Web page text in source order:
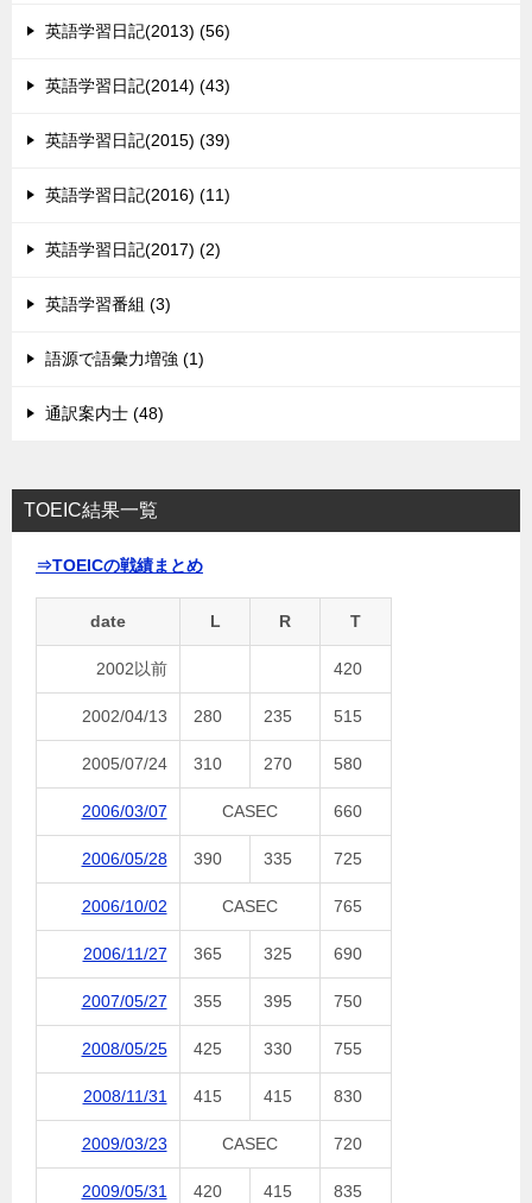
英語学習日記(2013) (56)
英語学習日記(2014) (43)
英語学習日記(2015) (39)
英語学習日記(2016) (11)
英語学習日記(2017) (2)
英語学習番組 (3)
語源で語彙力増強 (1)
通訳案内士 (48)
TOEIC結果一覧
⇒TOEICの戦績まとめ
date L R T
2002以前 420
2002/04/13 280 235 515
2005/07/24 310 270 580
2006/03/07 CASEC 660
2006/05/28 390 335 725
2006/10/02 CASEC 765
2006/11/27 365 325 690
2007/05/27 355 395 750
2008/05/25 425 330 755
2008/11/31 415 415 830
2009/03/23 CASEC 720
2009/05/31 420 415 835